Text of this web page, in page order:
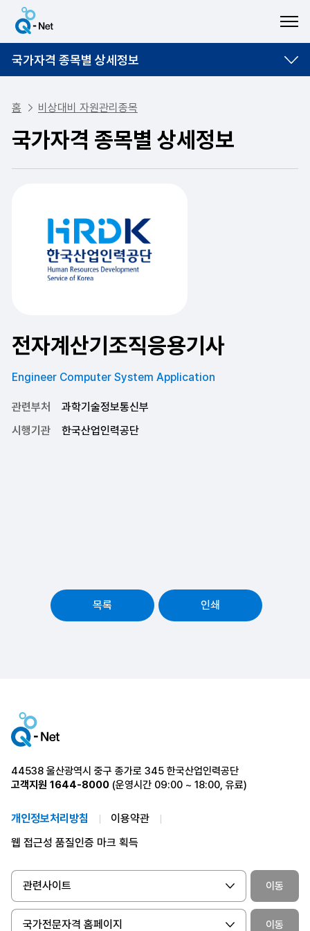
국가자격 종목별 상세정보
홈 비상대비 자원관리종목
국가자격 종목별 상세정보
전자계산기조직응용기사
Engineer Computer System Application
관련부처
과학기술정보통신부
시행기관
한국산업인력공단
목록 인쇄
44538 울산광역시 중구 종가로 345 한국산업인력공단
고객지원 1644-8000 (운영시간 09:00 ~ 18:00, 유료)
개인정보처리방침
이용약관
웹 접근성 품질인증 마크 획득
관련사이트 이동
국가전문자격 홈페이지 이동